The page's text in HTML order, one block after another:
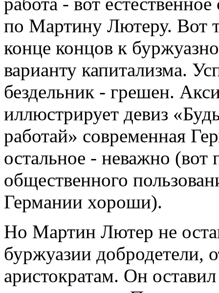
по Мартину Лютеру. Вот
конце концов к
варианту капитализма.
бездельник - грешен.
иллюстрирует девиз
работай» современная
остальное - неважно (вот
общественного
Германии хороши).
Но Мартин Лютер не
буржуазии добродетели,
аристократам. Он